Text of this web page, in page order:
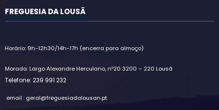
FREGUESIA DA LOUSÃ
Horário: 9h-12h30/14h-17h (encerra para almoço)
Morada: Largo Alexandre Herculano, nº20 3200 – 220 Lousã
Telefone: 239 991 232
email : geral@freguesiadalousan.pt